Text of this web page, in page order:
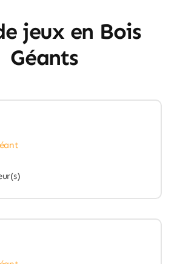
jeux en Bois
Géants